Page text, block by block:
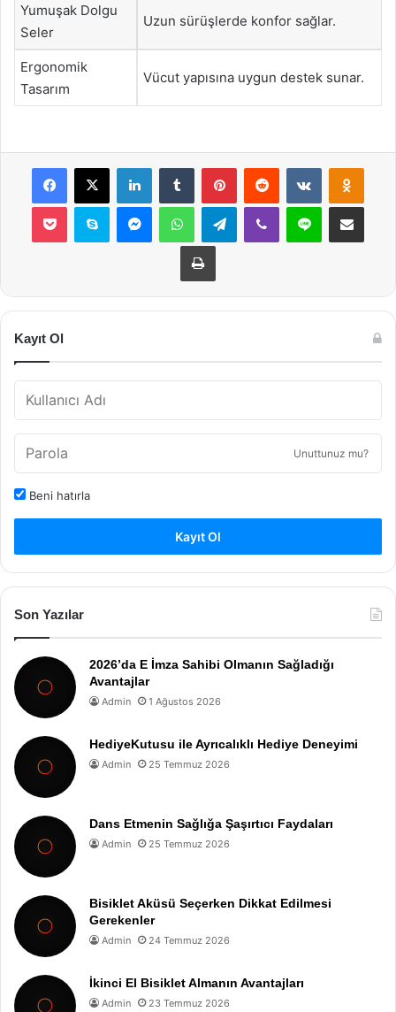
Yumuşak Dolgu
Seler
Uzun sürüşlerde konfor sağlar.
Ergonomik
Tasarım
Vücut yapısına uygun destek sunar.
Facebook
X LinkedInTumblr PinterestReddit VKontakte
Pocket Skype MessengerWhatsAppTelegramViber Line E-Posta ile
Yazdır
Kayıt Ol
Unuttunuz mu?
Beni hatırla
Kayıt Ol
Son Yazılar
2026’da E İmza Sahibi Olmanın Sağladığı
Avantajlar
Admin 1 Ağustos 2026
HediyeKutusu ile Ayrıcalıklı Hediye Deneyimi
Admin 25 Temmuz 2026
Dans Etmenin Sağlığa Şaşırtıcı Faydaları
Admin 25 Temmuz 2026
Bisiklet Aküsü Seçerken Dikkat Edilmesi
Gerekenler
Admin 24 Temmuz 2026
İkinci El Bisiklet Almanın Avantajları
Admin 23 Temmuz 2026